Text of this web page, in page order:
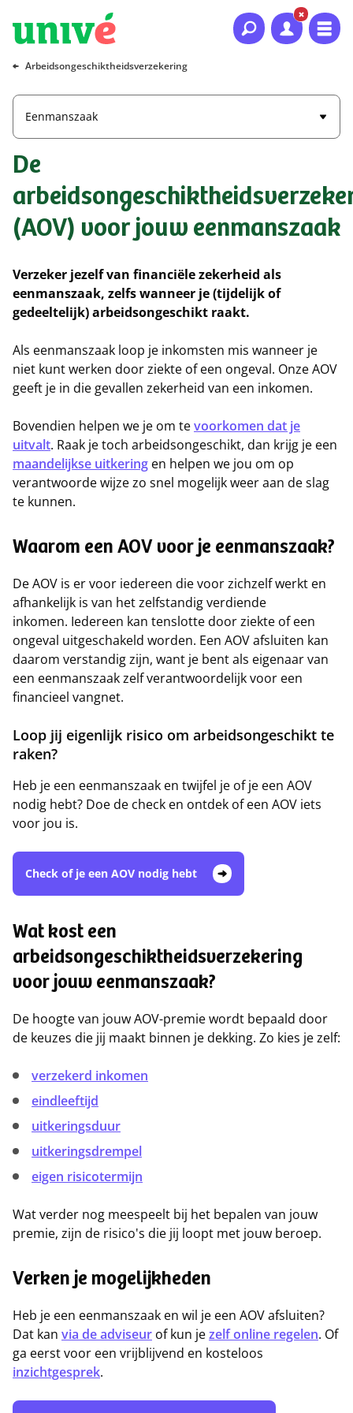
Naar hoofdinhoud
Naar hoofdnavigatie
Naar footer
Arbeidsongeschiktheidsverzekering
Eenmanszaak
De
(AOV) voor jouw eenmanszaak
Verzeker jezelf van financiële zekerheid als
eenmanszaak, zelfs wanneer je (tijdelijk of
gedeeltelijk) arbeidsongeschikt raakt.
Als eenmanszaak loop je inkomsten mis wanneer je
niet kunt werken door ziekte of een ongeval. Onze AOV
geeft je in die gevallen zekerheid van een inkomen.
Bovendien helpen we je om tevoorkomen dat je
uitvalt. Raak je toch arbeidsongeschikt, dan krijg je een
maandelijkse uitkering en helpen we jou om op
verantwoorde wijze zo snel mogelijk weer aan de slag
te kunnen.
Waarom een AOV voor je eenmanszaak?
De AOV is er voor iedereen die voor zichzelf werkt en
afhankelijk is van het zelfstandig verdiende
inkomen. Iedereen kan tenslotte door ziekte of een
ongeval uitgeschakeld worden. Een AOV afsluiten kan
daarom verstandig zijn, want je bent als eigenaar van
een eenmanszaak zelf verantwoordelijk voor een
financieel vangnet.
Loop jij eigenlijk risico om arbeidsongeschikt te
raken?
Heb je een eenmanszaak en twijfel je of je een AOV
nodig hebt? Doe de check en ontdek of een AOV iets
voor jou is.
Check of je een AOV nodig hebt
Wat kost een
arbeidsongeschiktheidsverzekering
voor jouw eenmanszaak?
De hoogte van jouw AOV-premie wordt bepaald door
de keuzes die jij maakt binnen je dekking. Zo kies je zelf:
verzekerd inkomen
eindleeftijd
uitkeringsduur
uitkeringsdrempel
eigen risicotermijn
Wat verder nog meespeelt bij het bepalen van jouw
premie, zijn de risico's die jij loopt met jouw beroep.
Verken je mogelijkheden
Heb je een eenmanszaak en wil je een AOV afsluiten?
Dat kan via de adviseur of kun jezelf online regelen. Of
ga eerst voor een vrijblijvend en kosteloos
inzichtgesprek.